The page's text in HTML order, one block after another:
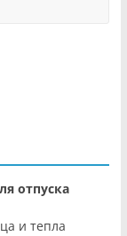
отпуска
и тепла